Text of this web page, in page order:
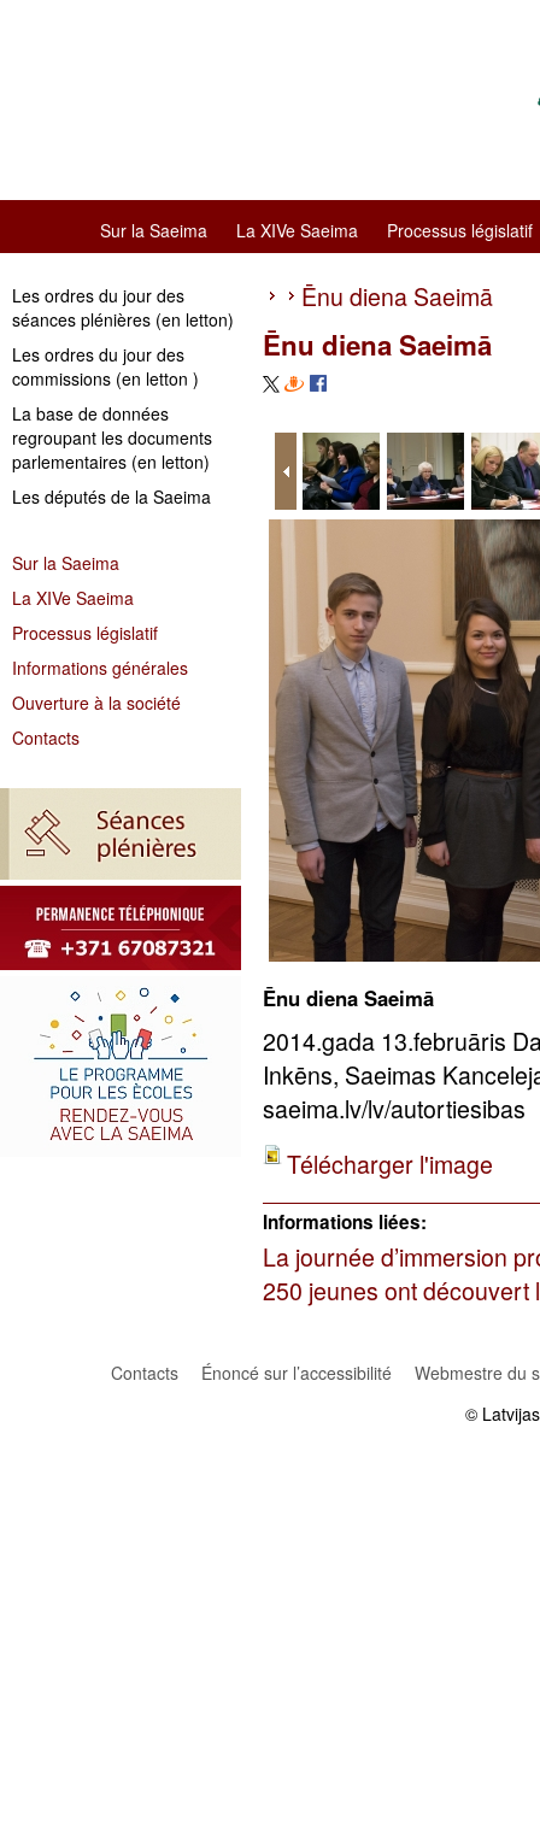
Sur la Saeima La XIVe Saeima Processus législatif
Les ordres du jour des
séances plénières (en letton)
Les ordres du jour des
commissions (en letton )
La base de données
regroupant les documents
parlementaires (en letton)
Les députés de la Saeima
Sur la Saeima
La XIVe Saeima
Processus législatif
Informations générales
Ouverture à la société
Contacts
Ēnu diena Saeimā
Ēnu diena Saeimā
Ēnu diena Saeimā
2014.gada 13.februāris
Inkēns, Saeimas
saeima.lv/lv/autortiesibas
Télécharger l'image
Informations liées:
La journée d’immersion
250 jeunes ont découvert
Contacts Énoncé sur l’accessibilité
Webmestre du
©